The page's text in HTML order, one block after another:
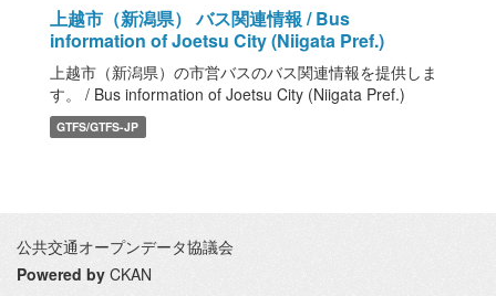
上越市（新潟県） バス関連情報 / Bus
information of Joetsu City (Niigata Pref.)
上越市（新潟県）の市営バスのバス関連情報を提供しま
す。 / Bus information of Joetsu City (Niigata Pref.)
GTFS/GTFS-JP
公共交通オープンデータ協議会
Powered by CKAN